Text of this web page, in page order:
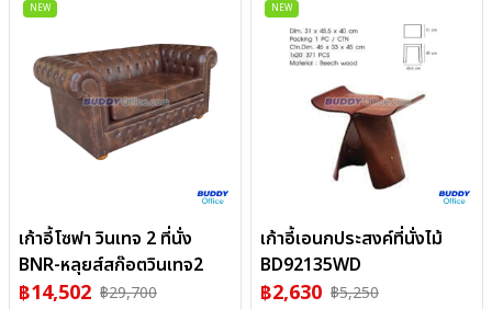
NEW
เก้าอี้โซฟา วินเทจ 2 ที่นั่ง
BNR-หลุยส์สก๊อตวินเทจ2
฿14,502 ฿29,700
NEW
เก้าอี้เอนกประสงค์ที่นั่งไม้
BD92135WD
฿2,630 ฿5,250